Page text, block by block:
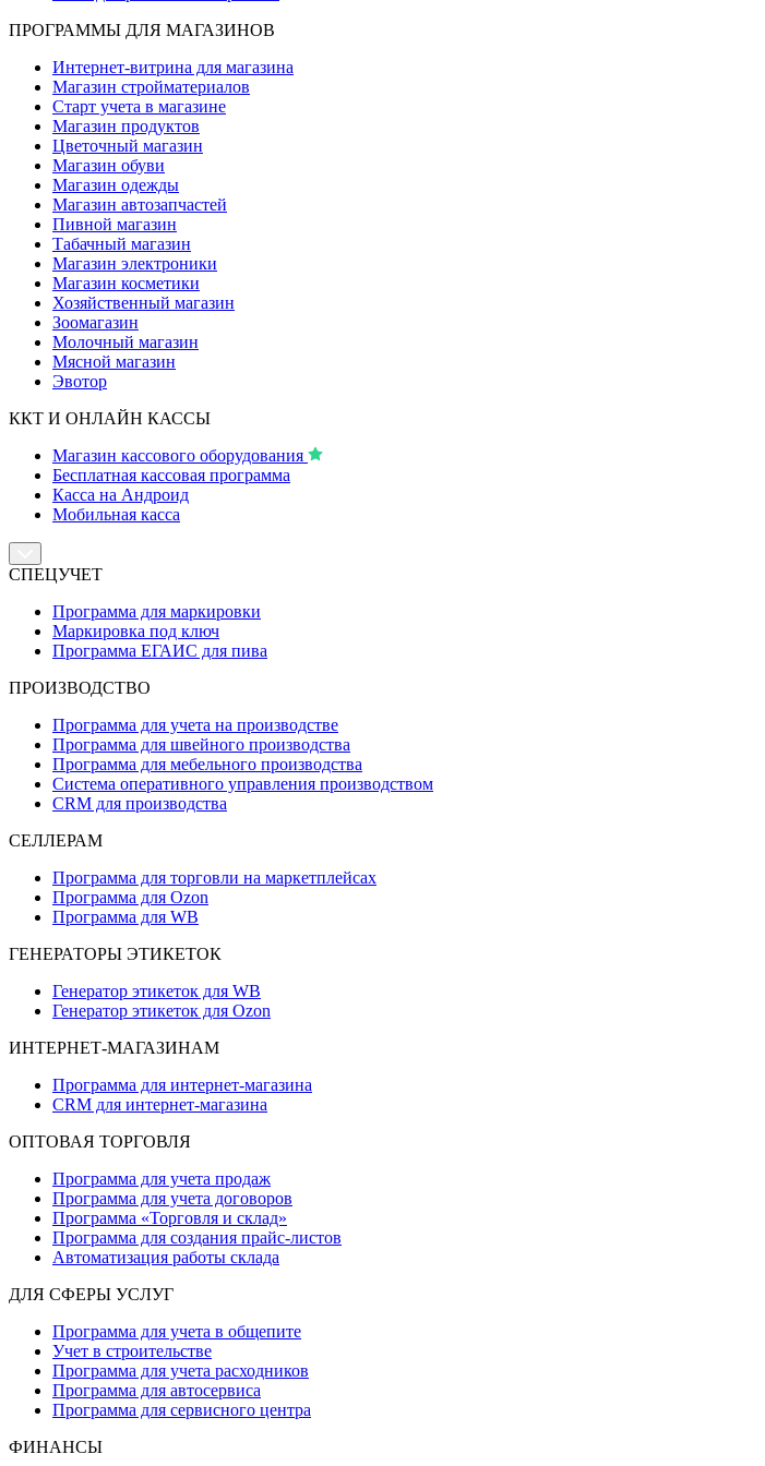
ПРОГРАММЫ ДЛЯ МАГАЗИНОВ
Интернет-витрина для магазина
Магазин стройматериалов
Старт учета в магазине
Магазин продуктов
Цветочный магазин
Магазин обуви
Магазин одежды
Магазин автозапчастей
Пивной магазин
Табачный магазин
Магазин электроники
Магазин косметики
Хозяйственный магазин
Зоомагазин
Молочный магазин
Мясной магазин
Эвотор
ККТ И ОНЛАЙН КАССЫ
Магазин кассового оборудования
Бесплатная кассовая программа
Касса на Андроид
Мобильная касса
СПЕЦУЧЕТ
Программа для маркировки
Маркировка под ключ
Программа ЕГАИС для пива
ПРОИЗВОДСТВО
Программа для учета на производстве
Программа для швейного производства
Программа для мебельного производства
Система оперативного управления производством
CRM для производства
СЕЛЛЕРАМ
Программа для торговли на маркетплейсах
Программа для Ozon
Программа для WB
ГЕНЕРАТОРЫ ЭТИКЕТОК
Генератор этикеток для WB
Генератор этикеток для Ozon
ИНТЕРНЕТ-МАГАЗИНАМ
Программа для интернет-магазина
CRM для интернет-магазина
ОПТОВАЯ ТОРГОВЛЯ
Программа для учета продаж
Программа для учета договоров
Программа «Торговля и склад»
Программа для создания прайс‑листов
Автоматизация работы склада
ДЛЯ СФЕРЫ УСЛУГ
Программа для учета в общепите
Учет в строительстве
Программа для учета расходников
Программа для автосервиса
Программа для сервисного центра
ФИНАНСЫ